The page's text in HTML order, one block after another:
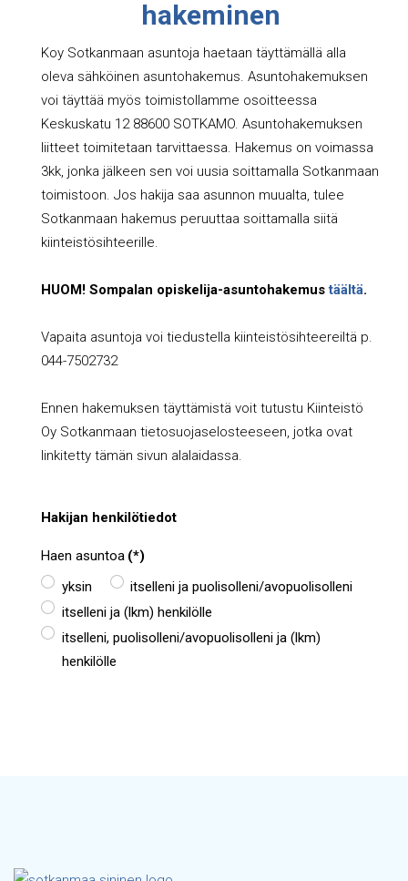
hakeminen
Koy Sotkanmaan asuntoja haetaan täyttämällä alla
oleva sähköinen asuntohakemus. Asuntohakemuksen
voi täyttää myös toimistollamme osoitteessa
Keskuskatu 12 88600 SOTKAMO. Asuntohakemuksen
liitteet toimitetaan tarvittaessa. Hakemus on voimassa
3kk, jonka jälkeen sen voi uusia soittamalla Sotkanmaan
toimistoon. Jos hakija saa asunnon muualta, tulee
Sotkanmaan hakemus peruuttaa soittamalla siitä
kiinteistösihteerille.
HUOM! Sompalan opiskelija-asuntohakemustäältä.
Vapaita asuntoja voi tiedustella kiinteistösihteereiltä p.
044-7502732
Ennen hakemuksen täyttämistä voit tutustu Kiinteistö
Oy Sotkanmaan tietosuojaselosteeseen, jotka ovat
linkitetty tämän sivun alalaidassa.
Hakijan henkilötiedot
Haen asuntoa (*)
yksin
itselleni ja puolisolleni/avopuolisolleni
itselleni ja (lkm) henkilölle
itselleni, puolisolleni/avopuolisolleni ja (lkm)
henkilölle